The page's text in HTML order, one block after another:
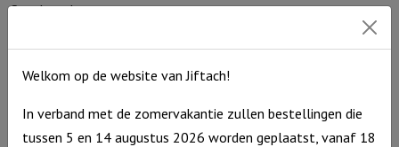
Speelgoed
Seizoenen
Welkom op de website van Jiftach!
In verband met de zomervakantie zullen bestellingen die
tussen 5 en 14 augustus 2026 worden geplaatst, vanaf 18